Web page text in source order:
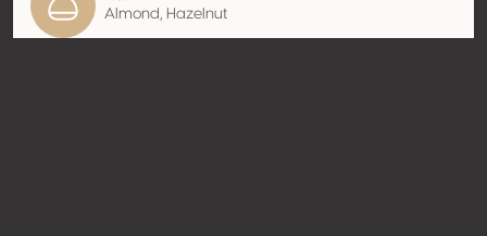
Almond, Hazelnut